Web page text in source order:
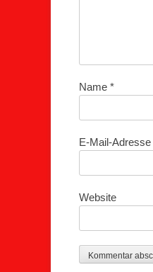
Name *
E-Mail-Adresse
Website